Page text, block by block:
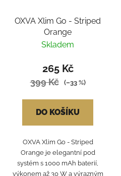
OXVA Xlim Go - Striped
Orange
Skladem
265 Kč
399 Kč (–33 %)
DO KOŠÍKU
OXVA Xlim Go - Striped
Orange je elegantní pod
systém s 1000 mAh baterií,
výkonem až 30 W a výrazným